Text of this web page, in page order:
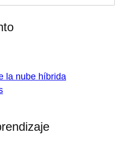
la nube híbrida